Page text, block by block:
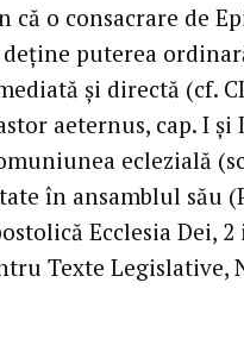
că o consacrare de
puterea
și directă (cf.
aeternus, cap. I
eclezială
în ansamblul său
Ecclesia Dei,
Texte Legislative,